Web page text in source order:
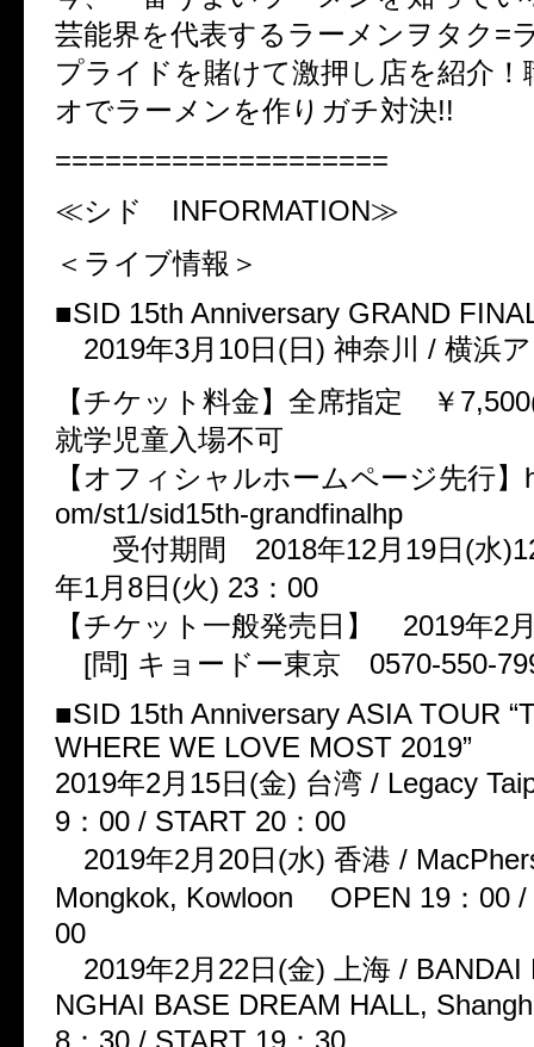
芸能界を代表するラーメンヲタク=
プライドを賭けて激押し店を紹介
オでラーメンを作りガチ対決!!
====================
≪シド INFORMATION≫
＜ライブ情報＞
■SID 15th Anniversary GRAND
2019年3月10日(日) 神奈川 / 横浜
【チケット料金】全席指定 ￥
就学児童入場不可
【オフィシャルホームページ先行
om/st1/sid15th-grandfinalhp
受付期間 2018年12月19日(水
年1月8日(火) 23：00
【チケット一般発売日】 2019年2
[問] キョードー東京 0570-550-
■SID 15th Anniversary ASIA TOUR
WHERE WE LOVE MOST 2019”
2019年2月15日(金) 台湾 / Legacy
9：00 / START 20：00
2019年2月20日(水) 香港 /
Mongkok, Kowloon OPEN 19：00 /
00
2019年2月22日(金) 上海 / BANDAI
NGHAI BASE DREAM HALL,
8：30 / START 19：30